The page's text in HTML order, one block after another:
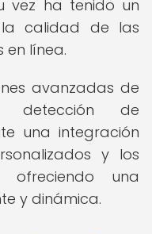
vez ha tenido un
calidad de las
en línea.
avanzadas de
detección de
una integración
y los
una
y dinámica.